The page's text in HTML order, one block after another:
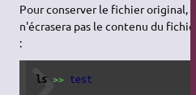
Pour conserver le fichier original,
n'écrasera pas le contenu du
:
ls >> test